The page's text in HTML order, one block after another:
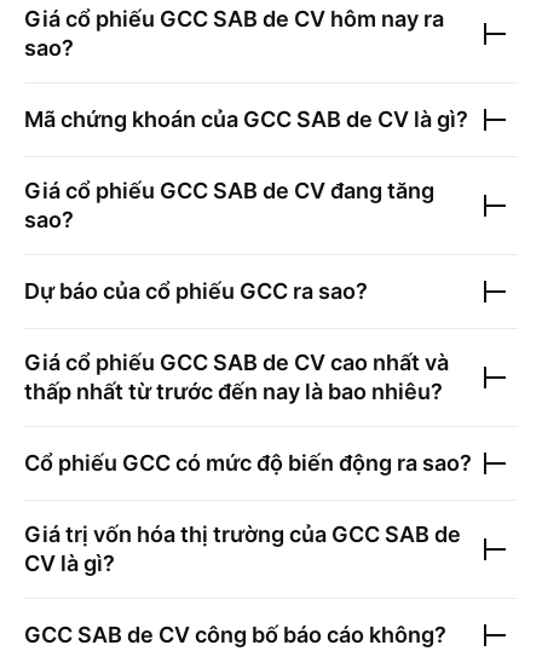
Giá cổ phiếu GCC SAB de CV hôm nay ra
sao?
Mã chứng khoán của GCC SAB de CV là gì?
Giá cổ phiếu GCC SAB de CVđang tăng
sao?
Dự báo của cổ phiếu GCC ra sao?
Giá cổ phiếu GCC SAB de CVcao nhất và
thấp nhất từ trước đến nay là bao nhiêu?
Cổ phiếu GCCcó mức độ biến động ra sao?
Giá trị vốn hóa thị trường của GCC SAB de
CV là gì?
GCC SAB de CVcông bố báo cáo không?